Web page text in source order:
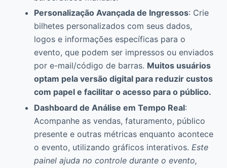
Personalização Avançada de Ingressos: Crie
bilhetes personalizados com seus dados,
logos e informações específicas para o
evento, que podem ser impressos ou enviados
por e-mail/código de barras. Muitos usuários
optam pela versão digital para reduzir custos
com papel e facilitar o acesso para o público.
Dashboard de Análise em Tempo Real:
Acompanhe as vendas, faturamento, público
presente e outras métricas enquanto acontece
o evento, utilizando gráficos interativos. Este
painel ajuda no controle durante o evento,